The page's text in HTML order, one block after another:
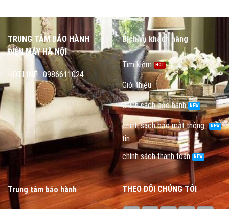
TRUNG TÂM BẢO HÀNH
ĐIỆN MÁY HÀ NỘI
HOTLINE : 0986611024
Dịch vụ khách hàng
Tìm kiếm
Giới thiệu
chính sách bảo hành
chính sách bảo mật thông
tin
chính sách thanh toán
Trung tâm bảo hành THEO DÕI CHÚNG TÔI